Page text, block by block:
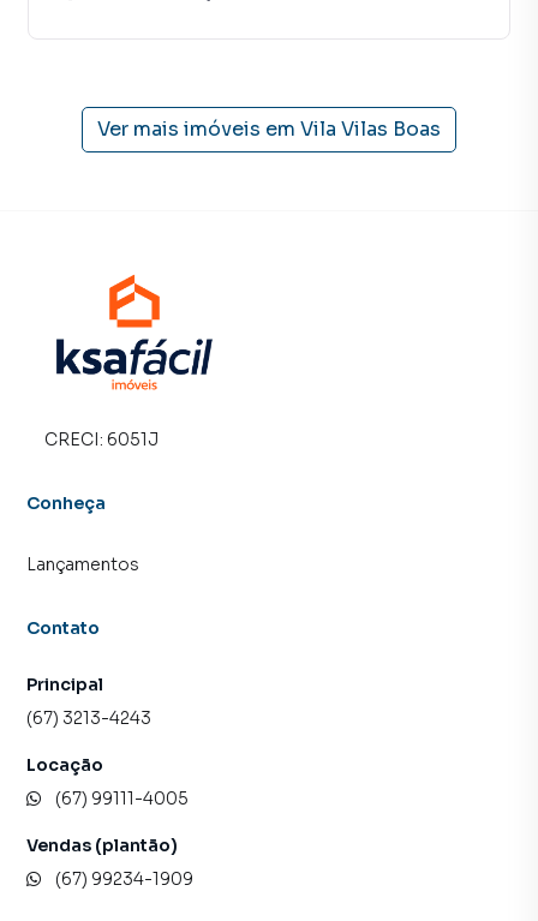
Ver mais imóveis em Vila Vilas Boas
CRECI: 6051J
Conheça
Lançamentos
Contato
Principal
(67) 3213-4243
Locação
(67) 99111-4005
Vendas (plantão)
(67) 99234-1909